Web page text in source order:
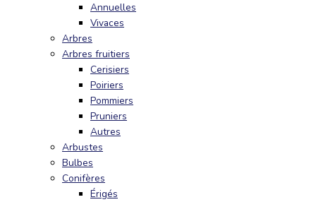
Annuelles
Vivaces
Arbres
Arbres fruitiers
Cerisiers
Poiriers
Pommiers
Pruniers
Autres
Arbustes
Bulbes
Conifères
Érigés